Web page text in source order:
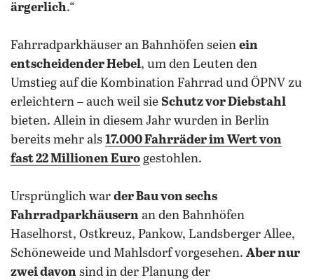
ärgerlich.“
Fahrradparkhäuser an Bahnhöfen seien ein
entscheidender Hebel, um den Leuten den
Umstieg auf die Kombination Fahrrad und ÖPNV zu
erleichtern – auch weil sie Schutz vor Diebstahl
bieten. Allein in diesem Jahr wurden in Berlin
bereits mehr als 17.000 Fahrräder im Wert von
fast 22 Millionen Euro gestohlen.
Ursprünglich war der Bau von sechs
Fahrradparkhäusern an den Bahnhöfen
Haselhorst, Ostkreuz, Pankow, Landsberger Allee,
Schöneweide und Mahlsdorf vorgesehen. Aber nur
zwei davon sind in der Planung der